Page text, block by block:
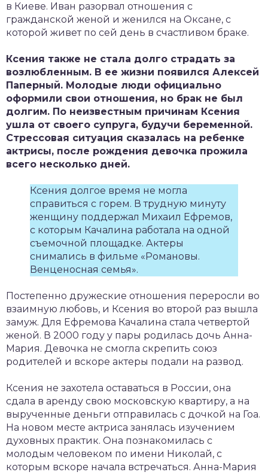
в Киеве. Иван разорвал отношения с
гражданской женой и женился на Оксане, с
которой живет по сей день в счастливом браке.
Ксения также не стала долго страдать за
возлюбленным. В ее жизни появился Алексей
Паперный. Молодые люди официально
оформили свои отношения, но брак не был
долгим. По неизвестным причинам Ксения
ушла от своего супруга, будучи беременной.
Стрессовая ситуация сказалась на ребенке
актрисы, после рождения девочка прожила
всего несколько дней.
Ксения долгое время не могла
справиться с горем. В трудную минуту
женщину поддержал Михаил Ефремов,
с которым Качалина работала на одной
съемочной площадке. Актеры
снимались в фильме «Романовы.
Венценосная семья».
Постепенно дружеские отношения переросли во
взаимную любовь, и Ксения во второй раз вышла
замуж. Для Ефремова Качалина стала четвертой
женой. В 2000 году у пары родилась дочь Анна-
Мария. Девочка не смогла скрепить союз
родителей и вскоре актеры подали на развод.
Ксения не захотела оставаться в России, она
сдала в аренду свою московскую квартиру, а на
вырученные деньги отправилась с дочкой на Гоа.
На новом месте актриса занялась изучением
духовных практик. Она познакомилась с
молодым человеком по имени Николай, с
которым вскоре начала встречаться. Анна-Мария